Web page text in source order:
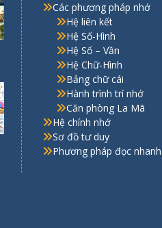
Các phương pháp nhớ
Hệ liên kết
Hệ Số-Hình
Hệ Số – Vần
Hệ Chữ-Hình
Bảng chữ cái
Hành trình trí nhớ
Căn phòng La Mã
Hệ chính nhớ
Sơ đồ tư duy
Phương pháp đọc nhanh